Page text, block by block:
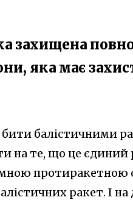
захищена
яка має
балістичними
на те, що це єдиний
протиракетною
ракет. І на